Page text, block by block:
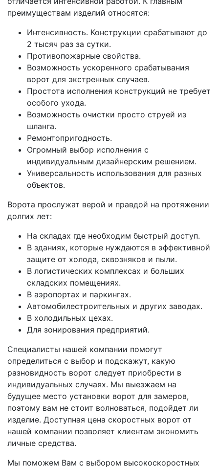
преимуществам изделий относятся:
Интенсивность. Конструкции срабатывают до
2 тысяч раз за сутки.
Противопожарные свойства.
Возможность ускоренного срабатывания
ворот для экстренных случаев.
Простота исполнения конструкций не требует
особого ухода.
Возможность очистки просто струей из
шланга.
Ремонтопригодность.
Огромный выбор исполнения с
индивидуальным дизайнерским решением.
Универсальность использования для разных
объектов.
Ворота прослужат верой и правдой на протяжении
долгих лет:
На складах где необходим быстрый доступ.
В зданиях, которые нуждаются в эффективной
защите от холода, сквозняков и пыли.
В логистических комплексах и больших
складских помещениях.
В аэропортах и паркингах.
Автомобилестроительных и других заводах.
В холодильных цехах.
Для зонирования предприятий.
Специалисты нашей компании помогут
определиться с выбор и подскажут, какую
разновидность ворот следует приобрести в
индивидуальных случаях. Мы выезжаем на
будущее место установки ворот для замеров,
поэтому вам не стоит волноваться, подойдет ли
изделие. Доступная цена скоростных ворот от
нашей компании позволяет клиентам экономить
личные средства.
Мы поможем Вам с выбором высокоскоростных